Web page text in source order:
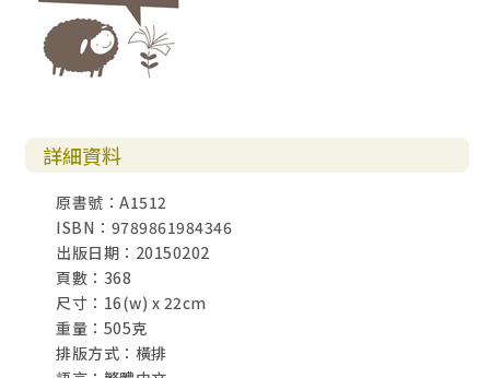
詳細資料
原書號：A1512
ISBN：9789861984346
出版日期：20150202
頁數：368
尺寸：16(w) x 22cm
重量：505克
排版方式：橫排